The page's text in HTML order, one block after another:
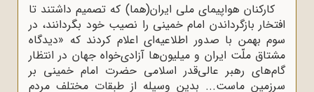
کارکنان‌‌ هواپیمای‌ ملی‌ ایران‌(هما) که تصمیم‌ داشتند تا
افتخار بازگرداندن‌ امام‌ خمینی‌ را نصیب‌ خود بگردانند، در
سوم‌ بهمن‌ با صدور اطلاعیه‌ای‌ اعلام‌ کردند که «دیدگاه‌
مشتاق ملّت‌ ایران‌ و میلیون‌ها آزادی‌خواه‌ جهان‌ در انتظار
گام‌های‌ رهبر عالی‌قدر اسلامی‌ حضرت‌ امام ‌خمینی‌ بر
سرزمین‌ ماست‌... بدین ‌وسیله‌ از طبقات‌ مختلف‌ مردم‌